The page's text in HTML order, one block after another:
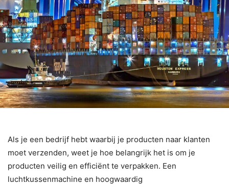
Als je een bedrijf hebt waarbij je producten naar klanten
moet verzenden, weet je hoe belangrijk het is om je
producten veilig en efficiënt te verpakken. Een
luchtkussenmachine en hoogwaardig